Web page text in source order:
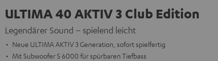
ULTIMA 40 AKTIV 3 Club Edition
Legendärer Sound – spielend leicht
Neue ULTIMA AKTIV 3 Generation, sofort spielfertig
Mit Subwoofer S 6000 für spürbaren Tiefbass